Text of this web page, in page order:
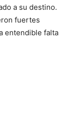
a su destino.
fuertes
entendible falta